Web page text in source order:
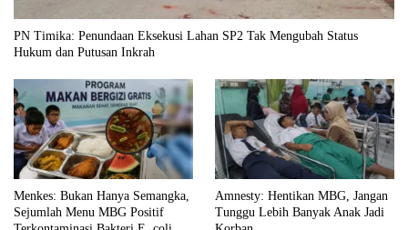
PN Timika: Penundaan Eksekusi Lahan SP2 Tak Mengubah Status
Hukum dan Putusan Inkrah
Menkes: Bukan Hanya Semangka,
Sejumlah Menu MBG Positif
Amnesty: Hentikan MBG, Jangan
Tunggu Lebih Banyak Anak Jadi